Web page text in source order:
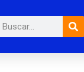
Pesquisar